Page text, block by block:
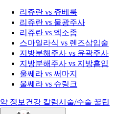
리쥬란 vs 쥬베룩
리쥬란 vs 물광주사
리쥬란 vs 엑소좀
스마일라식 vs 렌즈삽입술
지방분해주사 vs 윤곽주사
지방분해주사 vs 지방흡입
울쎄라 vs 써마지
울쎄라 vs 슈링크
약 정보 건강 칼럼시술/수술 꿀팁